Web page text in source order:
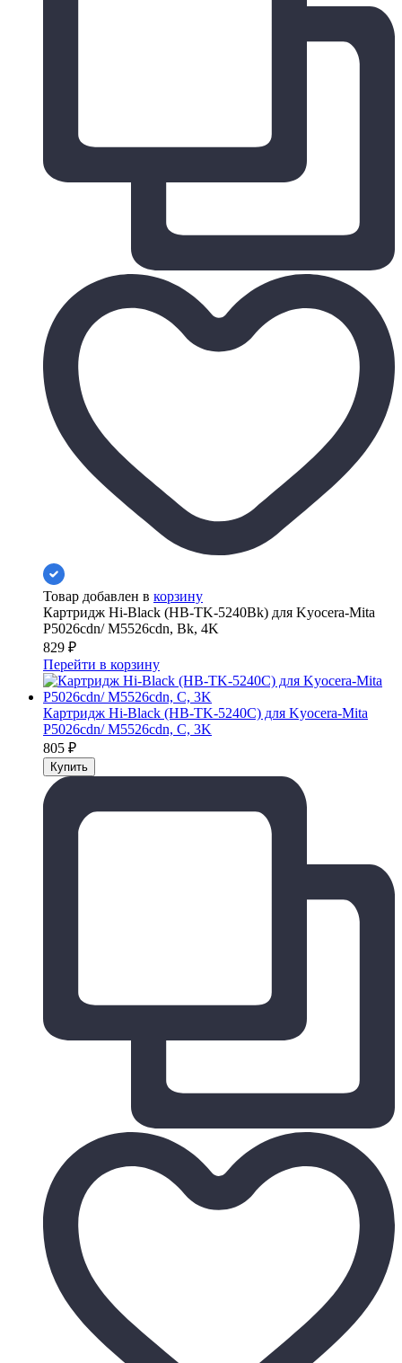
Товар добавлен в корзину
Картридж Hi-Black (HB-TK-5240Bk) для Kyocera-Mita
P5026cdn/ M5526cdn, Bk, 4K
829 ₽
Перейти в корзину
Картридж Hi-Black (HB-TK-5240C) для Kyocera-Mita
P5026cdn/ M5526cdn, C, 3K
805 ₽